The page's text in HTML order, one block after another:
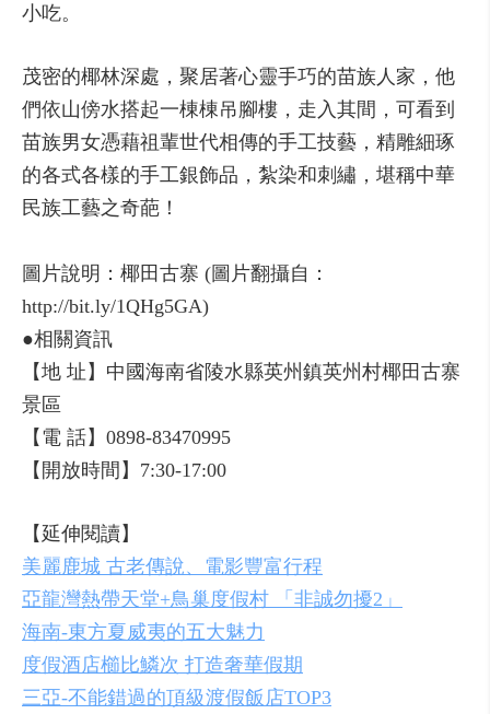
小吃。
茂密的椰林深處，聚居著心靈手巧的苗族人家，他
們依山傍水搭起一棟棟吊腳樓，走入其間，可看到
苗族男女憑藉祖輩世代相傳的手工技藝，精雕細琢
的各式各樣的手工銀飾品，紮染和刺繡，堪稱中華
民族工藝之奇葩！
圖片說明：椰田古寨 (圖片翻攝自：
http://bit.ly/1QHg5GA)
●相關資訊
【地 址】中國海南省陵水縣英州鎮英州村椰田古寨
景區
【電 話】0898-83470995
【開放時間】7:30-17:00
【延伸閱讀】
美麗鹿城 古老傳說、電影豐富行程
亞龍灣熱帶天堂+鳥巢度假村 「非誠勿擾2」
海南-東方夏威夷的五大魅力
度假酒店櫛比鱗次 打造奢華假期
三亞-不能錯過的頂級渡假飯店TOP3